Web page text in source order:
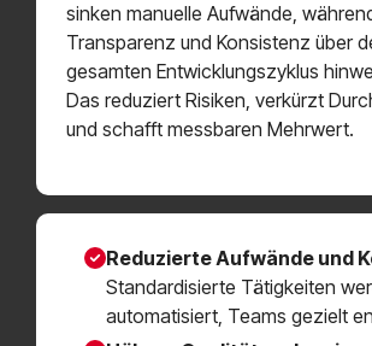
sinken manuelle Aufwände,
Transparenz und Konsistenz über
gesamten Entwicklungszyklus
Das reduziert Risiken, verkürzt
und schafft messbaren Mehrwert.
Reduzierte Aufwände und
Standardisierte Tätigkeiten
automatisiert, Teams gezielt